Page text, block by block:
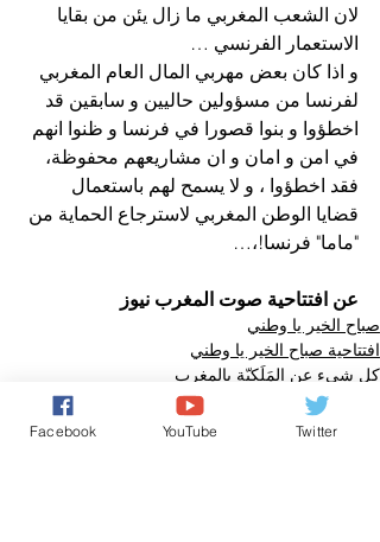
لان الشعب المغربي ما زال يئن من بقايا
الاستعمار الفرنسي …
و اذا كان بعض مهربي المال العام المغربي
لفرنسا من مسؤولين حاليين و سابقين قد
اخطؤوا و بنوا قصورا في فرنسا و ظنوا انهم
في امن و امان و ان مشاريعهم محفوظة،
فقد اخطؤوا ، و لا يسمح لهم باستعمال
قضايا الوطن المغربي لاسترجاع الحماية من
"ماما" فرنسا!،…
عن افتتاحية صوت المغرب نيوز
صباح الخير يا وطني
افتتاحية صباح الخير يا وطني
كل شيء عن المَلَكِيّة بالمغرب
Facebook YouTube Twitter